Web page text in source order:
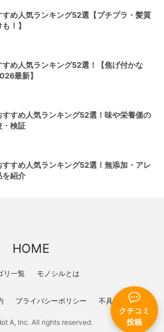
クチコミ
投稿
すめ人気ランキング52選【プチプラ・髪質
！】
すめ人気ランキング52選！【焦げ付かな
最新】
すすめ人気ランキング52選！味や栄養価の
・検証
すすめ人気ランキング52選！無添加・アレ
を紹介
HOME
リ一覧 モノシルとは
プライバシーポリシー 不具合報告
A, Inc. All rights reserved.